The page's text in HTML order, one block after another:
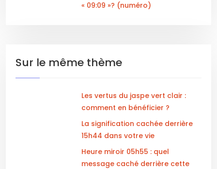
« 09:09 »? (numéro)
Sur le même thème
Les vertus du jaspe vert clair :
comment en bénéficier ?
La signification cachée derrière
15h44 dans votre vie
Heure miroir 05h55 : quel
message caché derrière cette